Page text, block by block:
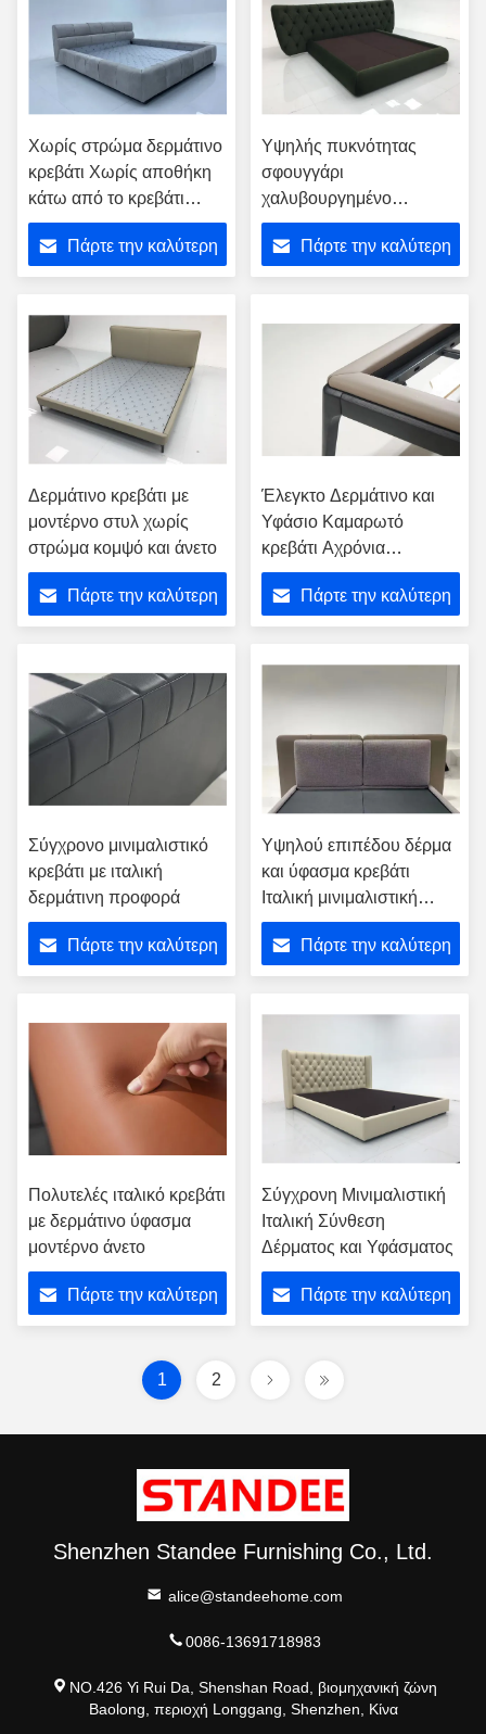
Χωρίς στρώμα δερμάτινο
κρεβάτι Χωρίς αποθήκη
κάτω από το κρεβάτι
πολυτελή και άνετη
Πάρτε την καλύτερη
Υψηλής πυκνότητας
σφουγγάρι
χαλυβουργημένο
κεφαλίδα πλήρης κόκκων
δέρμα κρεβάτι πλαίσιο για
το υπνοδωμάτιο
Πάρτε την καλύτερη
Δερμάτινο κρεβάτι με
μοντέρνο στυλ χωρίς
στρώμα κομψό και άνετο
Πάρτε την καλύτερη
Έλεγκτο Δερμάτινο και
Υφάσιο Καμαρωτό
κρεβάτι Αχρόνια
Σχεδίαση για Οικιακό
Ξενοδοχείο
Πάρτε την καλύτερη
Σύγχρονο μινιμαλιστικό
κρεβάτι με ιταλική
δερμάτινη προφορά
Πάρτε την καλύτερη
Υψηλού επιπέδου δέρμα
και ύφασμα κρεβάτι
Ιταλική μινιμαλιστική
κομψότητα
Πάρτε την καλύτερη
Πολυτελές ιταλικό κρεβάτι
με δερμάτινο ύφασμα
μοντέρνο άνετο
Πάρτε την καλύτερη
Σύγχρονη Μινιμαλιστική
Ιταλική Σύνθεση
Δέρματος και Υφάσματος
Πάρτε την καλύτερη
1 2
Shenzhen Standee Furnishing Co., Ltd.
alice@standeehome.com
0086-13691718983
NO.426 Yi Rui Da, Shenshan Road, βιομηχανική ζώνη
Baolong, περιοχή Longgang, Shenzhen, Κίνα